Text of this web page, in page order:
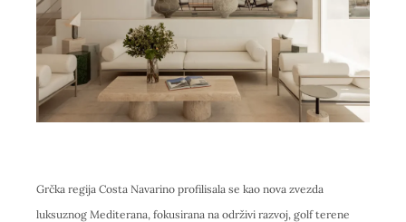
Grčka regija Costa Navarino profilisala se kao nova zvezda
luksuznog Mediterana, fokusirana na održivi razvoj, golf terene